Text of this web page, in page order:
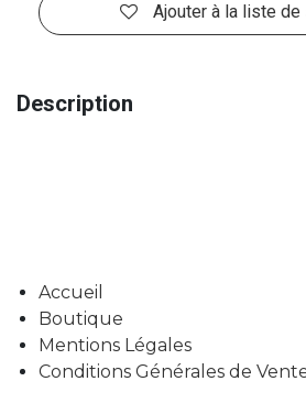
Ajouter à la liste de
Description
Accueil
Boutique
Mentions Légales
Conditions Générales de